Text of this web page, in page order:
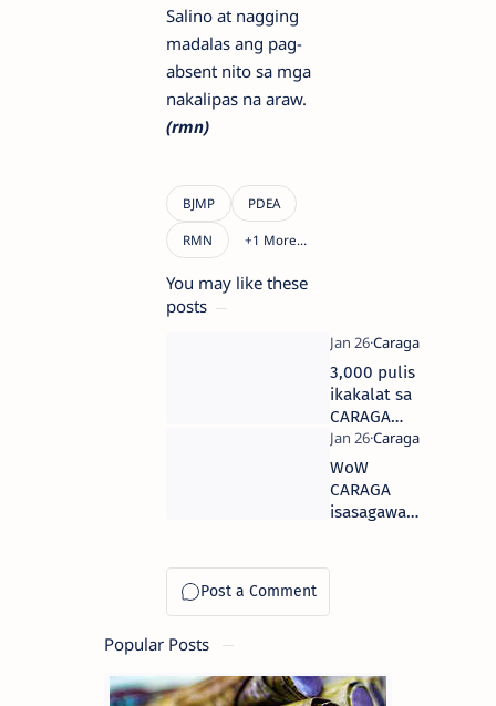
Salino at nagging
madalas ang pag-
absent nito sa mga
nakalipas na araw.
(rmn)
You may like these
posts
3,000 pulis
ikakalat sa
CARAGA
Region
WoW
CARAGA
isasagawa
Popular Posts